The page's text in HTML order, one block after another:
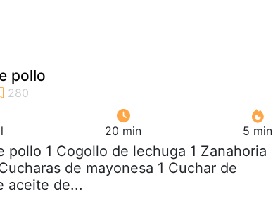
pollo
20 min 5 min
pollo 1 Cogollo de lechuga 1 Zanahoria
de mayonesa 1 Cuchar de
aceite de...